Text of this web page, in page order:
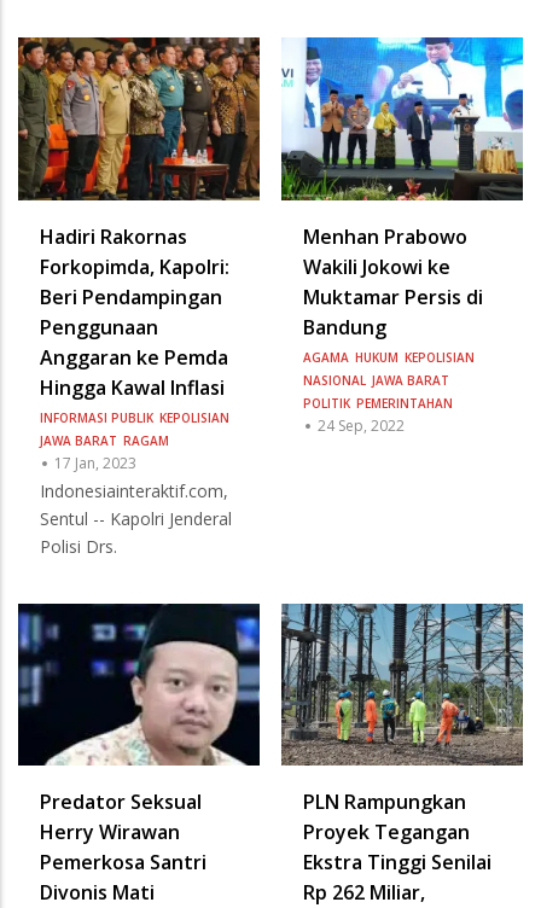
Hadiri Rakornas
Forkopimda, Kapolri:
Beri Pendampingan
Penggunaan
Anggaran ke Pemda
Hingga Kawal Inflasi
INFORMASI PUBLIK KEPOLISIAN
JAWA BARAT RAGAM
17 Jan, 2023
Indonesiainteraktif.com,
Sentul -- Kapolri Jenderal
Polisi Drs.
Menhan Prabowo
Wakili Jokowi ke
Muktamar Persis di
Bandung
AGAMA HUKUM KEPOLISIAN
NASIONAL JAWA BARAT
POLITIK PEMERINTAHAN
24 Sep, 2022
Predator Seksual
Herry Wirawan
Pemerkosa Santri
Divonis Mati
PLN Rampungkan
Proyek Tegangan
Ekstra Tinggi Senilai
Rp 262 Miliar,